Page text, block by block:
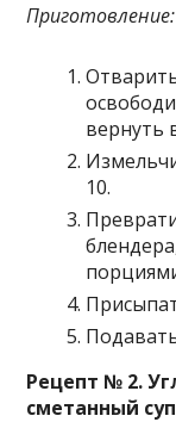
Приготовление:
вернуть
10.
Рецепт № 2.
сметанный суп